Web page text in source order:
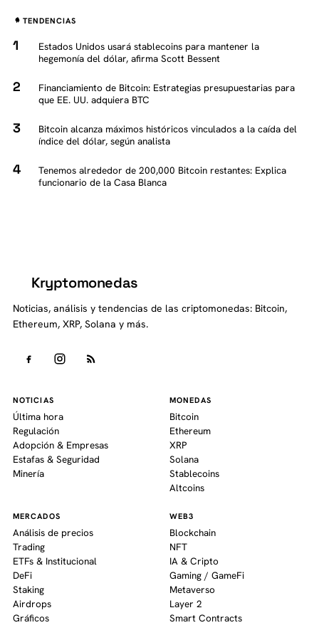
TENDENCIAS
Estados Unidos usará stablecoins para mantener la
hegemonía del dólar, afirma Scott Bessent
Financiamiento de Bitcoin: Estrategias presupuestarias para
que EE. UU. adquiera BTC
Bitcoin alcanza máximos históricos vinculados a la caída del
índice del dólar, según analista
Tenemos alrededor de 200,000 Bitcoin restantes: Explica
funcionario de la Casa Blanca
Kryptomonedas
Noticias, análisis y tendencias de las criptomonedas: Bitcoin,
Ethereum, XRP, Solana y más.
NOTICIAS
Última hora
Regulación
Adopción & Empresas
Estafas & Seguridad
Minería
MONEDAS
Bitcoin
Ethereum
XRP
Solana
Stablecoins
Altcoins
MERCADOS
Análisis de precios
Trading
ETFs & Institucional
DeFi
Staking
Airdrops
Gráficos
WEB3
Blockchain
NFT
IA & Cripto
Gaming / GameFi
Metaverso
Layer 2
Smart Contracts